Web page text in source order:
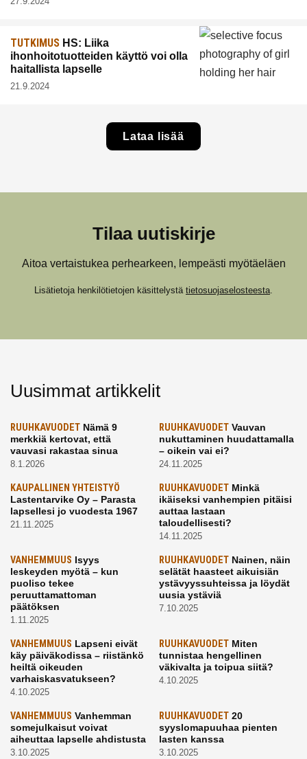
TUTKIMUS HS: Liika
ihonhoitotuotteiden käyttö voi olla
haitallista lapselle
21.9.2024
Lataa lisää
Tilaa uutiskirje
Aitoa vertaistukea perhearkeen, lempeästi myötäeläen
Lisätietoja henkilötietojen käsittelystä tietosuojaselosteesta.
Uusimmat artikkelit
RUUHKAVUODET Nämä 9
merkkiä kertovat, että
vauvasi rakastaa sinua
8.1.2026
RUUHKAVUODETVauvan
nukuttaminen huudattamalla
– oikein vai ei?
24.11.2025
KAUPALLINEN YHTEISTYÖ
Lastentarvike Oy – Parasta
lapsellesi jo vuodesta 1967
21.11.2025
RUUHKAVUODETMinkä
ikäiseksi vanhempien pitäisi
auttaa lastaan
taloudellisesti?
14.11.2025
VANHEMMUUS Isyys
leskeyden myötä – kun
puoliso tekee
peruuttamattoman
päätöksen
1.11.2025
RUUHKAVUODETNainen, näin
selätät haasteet aikuisiän
ystävyyssuhteissa ja löydät
uusia ystäviä
7.10.2025
VANHEMMUUS Lapseni eivät
käy päiväkodissa – riistänkö
heiltä oikeuden
varhaiskasvatukseen?
4.10.2025
RUUHKAVUODETMiten
tunnistaa hengellinen
väkivalta ja toipua siitä?
4.10.2025
VANHEMMUUS Vanhemman
somejulkaisut voivat
aiheuttaa lapselle ahdistusta
3.10.2025
RUUHKAVUODET20
syyslomapuuhaa pienten
lasten kanssa
3.10.2025